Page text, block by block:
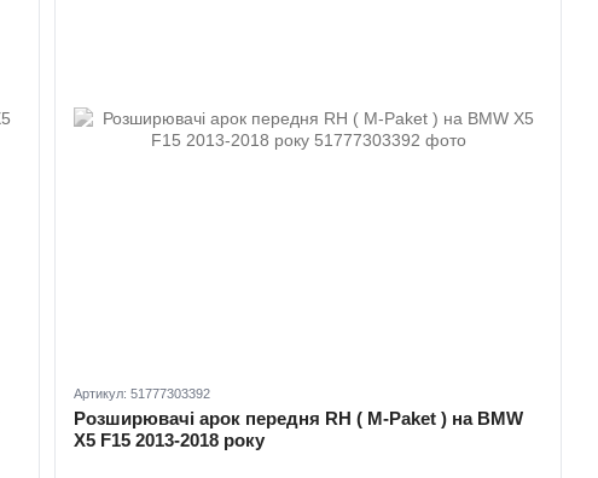
Артикул: 51777303392
Розширювачі арок передня RH ( M-Paket ) на BMW
X5 F15 2013-2018 року